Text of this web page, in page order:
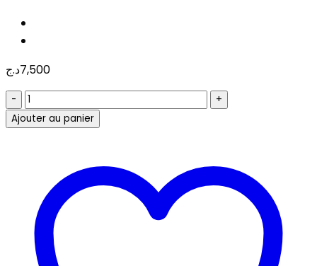
7,500د.ج
quantité
de
SAC
BACKPACK
AOKING
SN57605-
10A
MAUVE
Ajouter au panier